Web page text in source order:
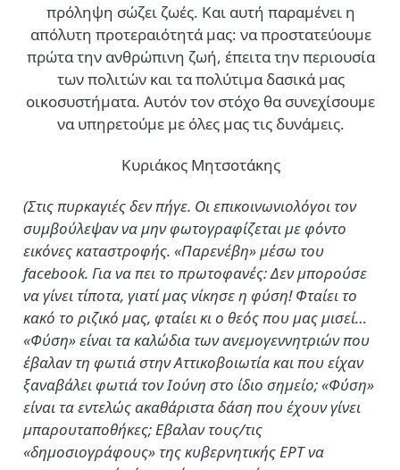
πρόληψη σώζει ζωές. Και αυτή παραμένει η
απόλυτη προτεραιότητά μας: να προστατεύουμε
πρώτα την ανθρώπινη ζωή, έπειτα την περιουσία
των πολιτών και τα πολύτιμα δασικά μας
οικοσυστήματα. Αυτόν τον στόχο θα συνεχίσουμε
να υπηρετούμε με όλες μας τις δυνάμεις.
Κυριάκος Μητσοτάκης
(Στις πυρκαγιές δεν πήγε. Οι επικοινωνιολόγοι τον
συμβούλεψαν να μην φωτογραφίζεται με φόντο
εικόνες καταστροφής. «Παρενέβη» μέσω του
facebook. Για να πει το πρωτοφανές: Δεν μπορούσε
να γίνει τίποτα, γιατί μας νίκησε η φύση! Φταίει το
κακό το ριζικό μας, φταίει κι ο θεός που μας μισεί…
«Φύση» είναι τα καλώδια των ανεμογεννητριών που
έβαλαν τη φωτιά στην Αττικοβοιωτία και που είχαν
ξαναβάλει φωτιά τον Ιούνη στο ίδιο σημείο; «Φύση»
είναι τα εντελώς ακαθάριστα δάση που έχουν γίνει
μπαρουταποθήκες; Εβαλαν τους/τις
«δημοσιογράφους» της κυβερνητικής ΕΡΤ να